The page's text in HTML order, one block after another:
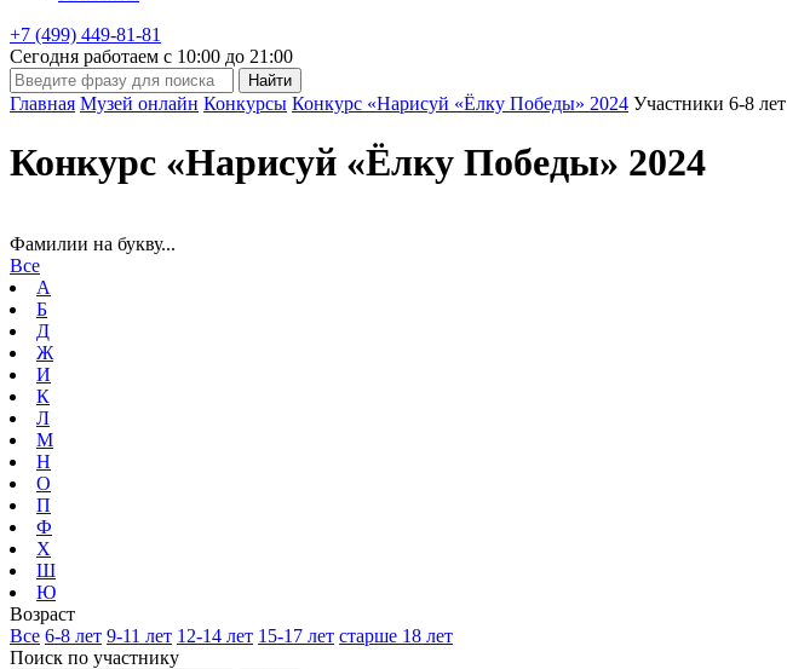
+7 (499) 449-81-81
Сегодня работаем с 10:00 до 21:00
Главная Музей онлайн Конкурсы Конкурс «Нарисуй «Ёлку Победы» 2024 Участники 6-8 лет
Конкурс «Нарисуй «Ёлку Победы» 2024
Фамилии на букву...
Все
А
Б
Д
Ж
И
К
Л
М
Н
О
П
Ф
Х
Ш
Ю
Возраст
Все 6-8 лет 9-11 лет 12-14 лет 15-17 лет старше 18 лет
Поиск по участнику